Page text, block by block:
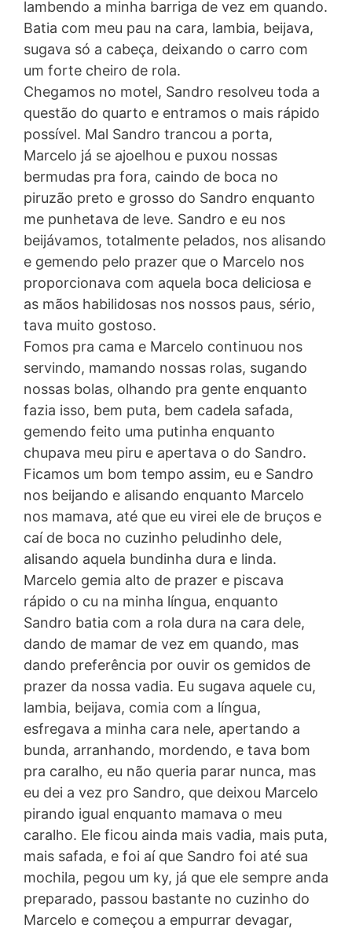
lambendo a minha barriga de vez em quando.
Batia com meu pau na cara, lambia, beijava,
sugava só a cabeça, deixando o carro com
um forte cheiro de rola.
Chegamos no motel, Sandro resolveu toda a
questão do quarto e entramos o mais rápido
possível. Mal Sandro trancou a porta,
Marcelo já se ajoelhou e puxou nossas
bermudas pra fora, caindo de boca no
piruzão preto e grosso do Sandro enquanto
me punhetava de leve. Sandro e eu nos
beijávamos, totalmente pelados, nos alisando
e gemendo pelo prazer que o Marcelo nos
proporcionava com aquela boca deliciosa e
as mãos habilidosas nos nossos paus, sério,
tava muito gostoso.
Fomos pra cama e Marcelo continuou nos
servindo, mamando nossas rolas, sugando
nossas bolas, olhando pra gente enquanto
fazia isso, bem puta, bem cadela safada,
gemendo feito uma putinha enquanto
chupava meu piru e apertava o do Sandro.
Ficamos um bom tempo assim, eu e Sandro
nos beijando e alisando enquanto Marcelo
nos mamava, até que eu virei ele de bruços e
caí de boca no cuzinho peludinho dele,
alisando aquela bundinha dura e linda.
Marcelo gemia alto de prazer e piscava
rápido o cu na minha língua, enquanto
Sandro batia com a rola dura na cara dele,
dando de mamar de vez em quando, mas
dando preferência por ouvir os gemidos de
prazer da nossa vadia. Eu sugava aquele cu,
lambia, beijava, comia com a língua,
esfregava a minha cara nele, apertando a
bunda, arranhando, mordendo, e tava bom
pra caralho, eu não queria parar nunca, mas
eu dei a vez pro Sandro, que deixou Marcelo
pirando igual enquanto mamava o meu
caralho. Ele ficou ainda mais vadia, mais puta,
mais safada, e foi aí que Sandro foi até sua
mochila, pegou um ky, já que ele sempre anda
preparado, passou bastante no cuzinho do
Marcelo e começou a empurrar devagar,